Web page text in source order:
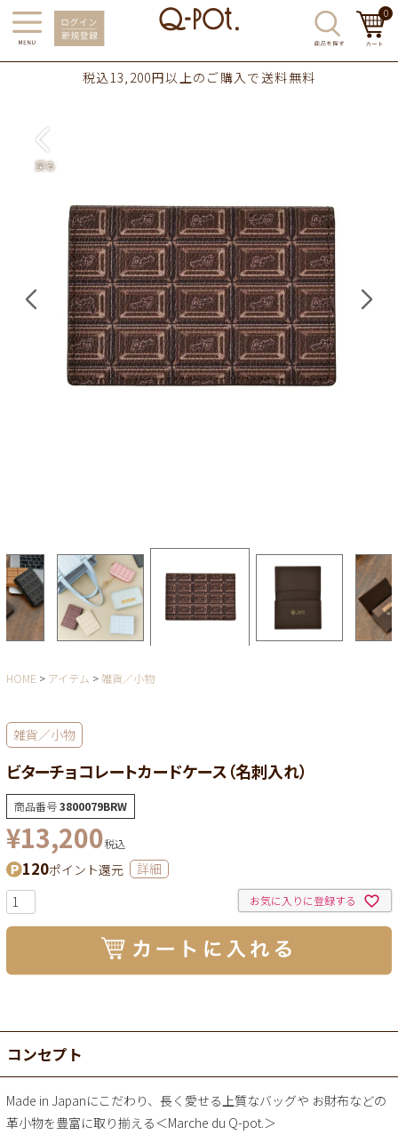
0
税込13,200円以上のご購入で送料無料
HOME アイテム 雑貨／小物
雑貨／小物
ビターチョコレートカードケース（名刺入れ）
商品番号3800079BRW
¥13,200税込
120ポイント還元 詳細
お気に入りに登録する
コンセプト
Made in Japanにこだわり、長く愛せる上質なバッグや お財布などの
革小物を豊富に取り揃える＜Marche du Q-pot.＞